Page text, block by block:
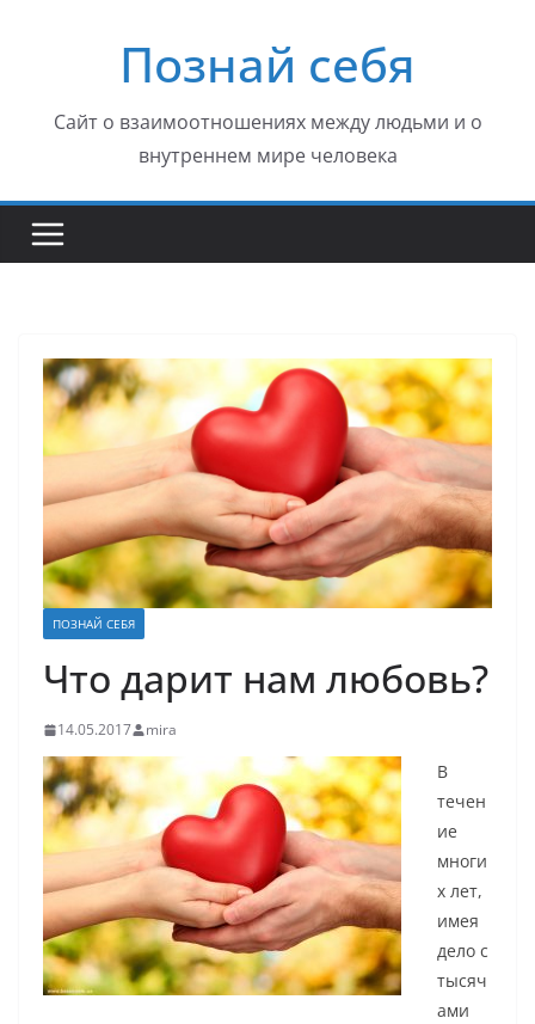
содержимомуПознай себя
Сайт о взаимоотношениях между людьми и о
внутреннем мире человека
ПОЗНАЙ СЕБЯ
Что дарит нам любовь?
14.05.2017 mira
В
течен
ие
многи
х лет,
имея
дело с
тысяч
ами